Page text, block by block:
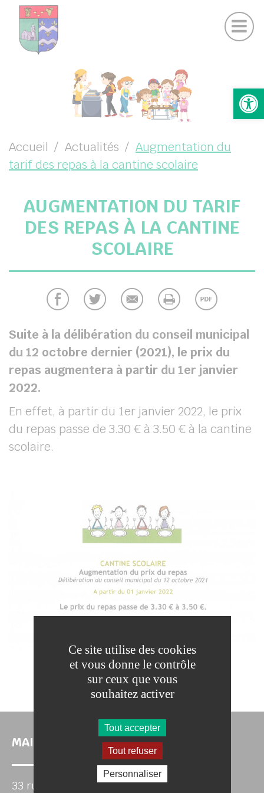
( VOTRE MAIRIE )
( VOTRE COMMUNE )
( VIE PRATIQUE )
( VIE LOCALE )
Actualités Chamigny Journal de la Commune
Suivez-nous sur Facebook
Suivez-nous sur Instagram
Accueil Actualités
Augmentation du
tarif des repas à la cantine scolaire
AUGMENTATION DU TARIF
DES REPAS À LA CANTINE
SCOLAIRE
Suite à la délibération du conseil municipal
du 12 octobre dernier (2021), le prix du
repas augmentera à partir du 1er janvier
2022.
En effet, à partir du 1er janvier 2022, le prix
du repas passe de 3.30 € à 3.50 € à la cantine
scolaire.
MAIRIE DE CHAMIGNY
33 rue Roubineau
Panneau de gestion des cookies
Ce site utilise des cookies
et vous donne le contrôle
sur ceux que vous
souhaitez activer
Tout accepter
Tout refuser
Personnaliser